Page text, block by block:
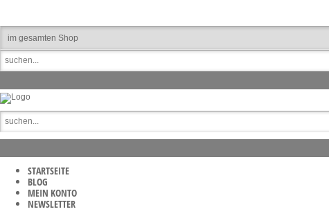
STARTSEITE
BLOG
MEIN KONTO
NEWSLETTER